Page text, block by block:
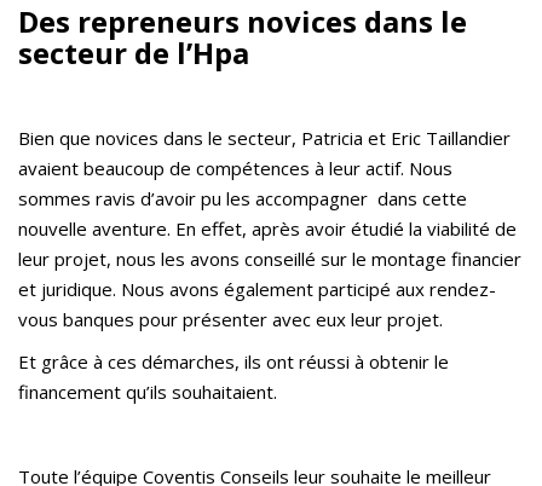
Des repreneurs novices dans le
secteur de l’Hpa
Bien que novices dans le secteur, Patricia et Eric Taillandier
avaient beaucoup de compétences à leur actif. Nous
sommes ravis d’avoir pu les accompagner dans cette
nouvelle aventure. En effet, après avoir étudié la viabilité de
leur projet, nous les avons conseillé sur le montage financier
et juridique. Nous avons également participé aux rendez-
vous banques pour présenter avec eux leur projet.
Et grâce à ces démarches, ils ont réussi à obtenir le
financement qu’ils souhaitaient.
Toute l’équipe Coventis Conseils leur souhaite le meilleur